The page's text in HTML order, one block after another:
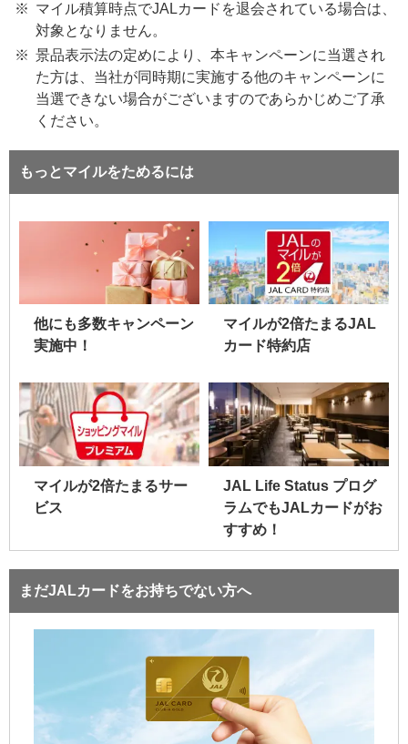
マイル積算時点でJALカードを退会されている場合は、
対象となりません。
景品表示法の定めにより、本キャンペーンに当選され
た方は、当社が同時期に実施する他のキャンペーンに
当選できない場合がございますのであらかじめご了承
ください。
もっとマイルをためるには
他にも多数キャンペーン
実施中！
マイルが2倍たまるJAL
カード特約店
マイルが2倍たまるサー
ビス
JAL Life Status プログ
ラムでもJALカードがお
すすめ！
まだJALカードをお持ちでない方へ